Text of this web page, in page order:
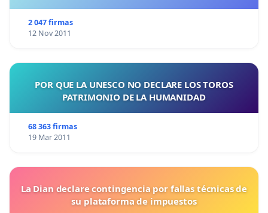
2 047 firmas
12 Nov 2011
POR QUE LA UNESCO NO DECLARE LOS TOROS
PATRIMONIO DE LA HUMANIDAD
68 363 firmas
19 Mar 2011
La Dian declare contingencia por fallas técnicas de
su plataforma de impuestos